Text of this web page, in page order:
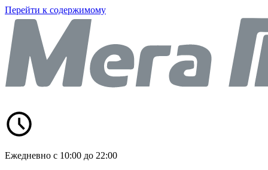
Перейти к содержимому
Ежедневно с 10:00 до 22:00